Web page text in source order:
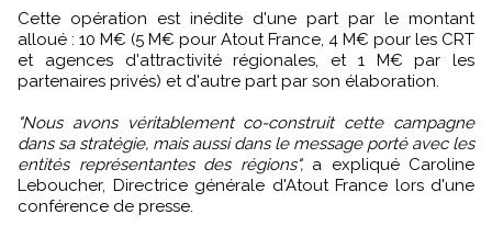
Cette opération est inédite d'une part par le montant
alloué : 10 M€ (5 M€ pour Atout France, 4 M€ pour les CRT
et agences d'attractivité régionales, et 1 M€ par les
partenaires privés) et d'autre part par son élaboration.
"Nous avons véritablement co-construit cette campagne
dans sa stratégie, mais aussi dans le message porté avec les
entités représentantes des régions",a expliqué Caroline
Leboucher, Directrice générale d'Atout France lors d'une
conférence de presse.